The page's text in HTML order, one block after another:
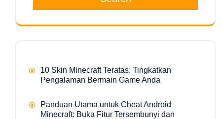
10 Skin Minecraft Teratas: Tingkatkan
Pengalaman Bermain Game Anda
Panduan Utama untuk Cheat Android
Minecraft: Buka Fitur Tersembunyi dan